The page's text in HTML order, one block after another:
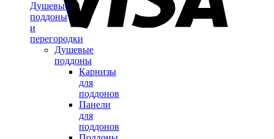
Душевые
поддоны
и
перегородки
Душевые
поддоны
Карнизы
для
поддонов
Панели
для
поддонов